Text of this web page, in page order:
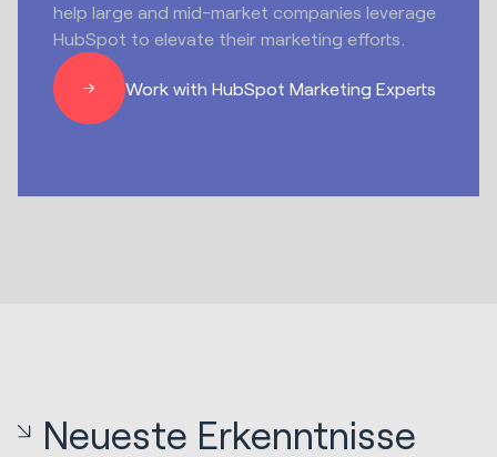
help large and mid-market companies leverage
HubSpot to elevate their marketing efforts.
Work with HubSpot Marketing Experts
Neueste Erkenntnisse